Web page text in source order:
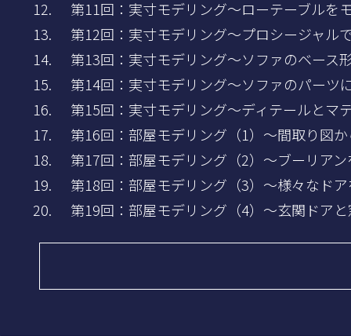
第11回：実寸モデリング～ローテーブルを
第12回：実寸モデリング～プロシージャル
第13回：実寸モデリング～ソファのベース
第14回：実寸モデリング～ソファのパーツ
第15回：実寸モデリング～ディテールとマ
第16回：部屋モデリング（1）～間取り図
第17回：部屋モデリング（2）～ブーリア
第18回：部屋モデリング（3）～様々なド
第19回：部屋モデリング（4）～玄関ドア